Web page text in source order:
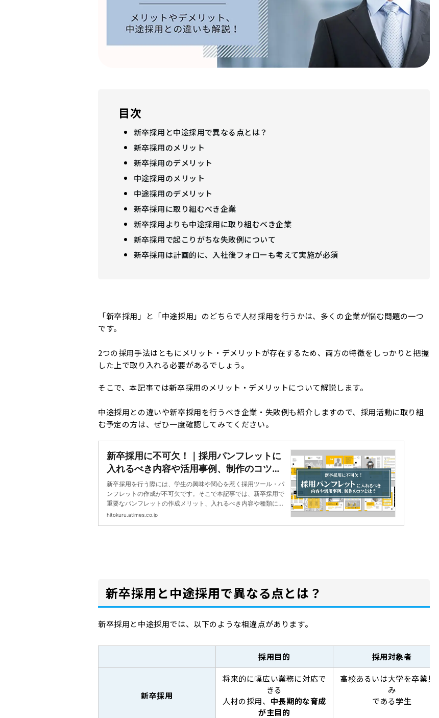
目次
新卒採用と中途採用で異なる点とは？
新卒採用のメリット
新卒採用のデメリット
中途採用のメリット
中途採用のデメリット
新卒採用に取り組むべき企業
新卒採用よりも中途採用に取り組むべき企業
新卒採用で起こりがちな失敗例について
新卒採用は計画的に、入社後フォローも考えて実施が必須
「新卒採用」と「中途採用」のどちらで人材採用を行うかは、多くの企業が悩む問題の一つ
です。
2つの採用手法はともにメリット・デメリットが存在するため、両方の特徴をしっかりと把握
した上で取り入れる必要があるでしょう。
そこで、本記事では新卒採用のメリット・デメリットについて解説します。
中途採用との違いや新卒採用を行うべき企業・失敗例も紹介しますので、採用活動に取り組
む予定の方は、ぜひ一度確認してみてください。
新卒採用に不可欠！｜採用パンフレットに
入れるべき内容や活用事例、制作のコツと
は？ | 採用ノウハウ | ヒトクル
新卒採用を行う際には、学生の興味や関心を惹く採用ツール・パ
ンフレットの作成が不可欠です。そこで本記事では、新卒採用で
重要なパンフレットの作成メリット、入れるべき内容や種類につ
いて解説します。作り方のコツや活用事例等も紹介しますので、
hitokuru.atimes.co.jp
新卒採用と中途採用で異なる点とは？
新卒採用と中途採用では、以下のような相違点があります。
採用目的 採用対象者
新卒採用
将来的に幅広い業務に対応で
きる
人材の採用、 中長期的な育成
が主目的
高校あるいは大学を卒業見込
み
である学生